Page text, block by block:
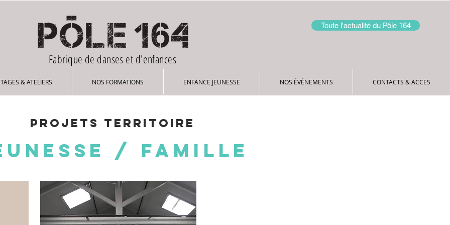
Toute l'actualité du Pôle 164
Fabrique de danses et d'enfances
& ATELIERS NOS FORMATIONS ENFANCE JEUNESSE NOS ÉVÉNEMENTS CONTACTS & ACCES
Projets territoire
/ FAMILLE